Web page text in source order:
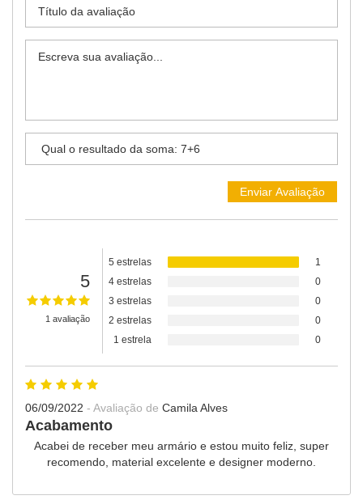
5
1 avaliação
5 estrelas
1
4 estrelas
0
3 estrelas
0
2 estrelas
0
1 estrela
0
06/09/2022 - Avaliação de Camila Alves
Acabamento
Acabei de receber meu armário e estou muito feliz, super
recomendo, material excelente e designer moderno.